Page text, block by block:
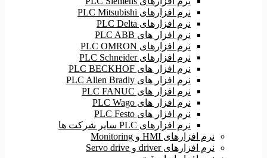
نرم افزارهای PLC Mitsubishi
نرم‌ افزارهای PLC Delta
نرم افزار های PLC ABB
نرم افزارهای PLC OMRON
نرم افزارهای PLC Schneider
نرم افزار های PLC BECKHOF
نرم افزار های PLC Allen Bradly
نرم افزار های PLC FANUC
نرم افزار های PLC Wago
نرم افزار های PLC Festo
نرم افزارهای PLC سایر شرکت ها
نرم افزارهای HMI و Monitoring
نرم افزارهای driver و Servo drive